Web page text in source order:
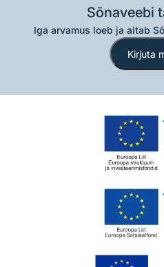
Sõnaveebi
Iga arvamus loeb ja aitab
Kirjuta